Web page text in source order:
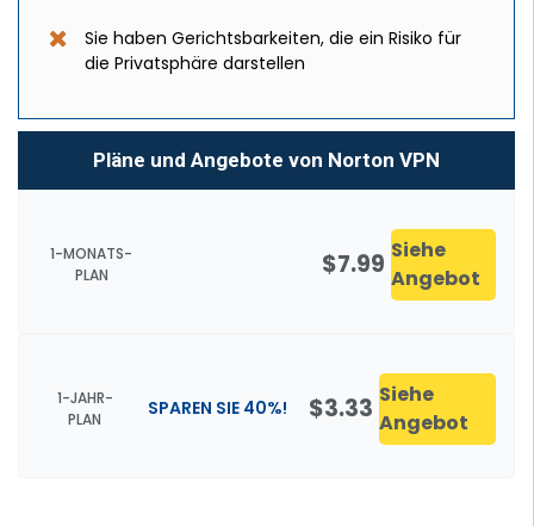
Sie haben Gerichtsbarkeiten, die ein Risiko für
die Privatsphäre darstellen
Pläne und Angebote von Norton VPN
1-MONATS-
PLAN
$7.99 Siehe
Angebot
1-JAHR-
PLAN
$3.33
SPAREN SIE 40%!
Siehe
Angebot